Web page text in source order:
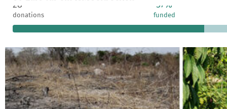
28
donations
57%
funded